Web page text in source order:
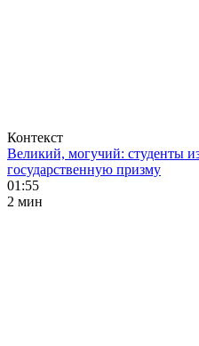
Контекст
Великий, могучий: студенты
государственную призму
01:55
2 мин